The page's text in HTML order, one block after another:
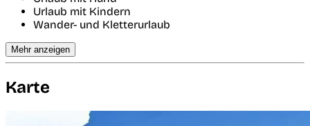
Urlaub mit Kindern
Wander- und Kletterurlaub
Mehr anzeigen
Karte